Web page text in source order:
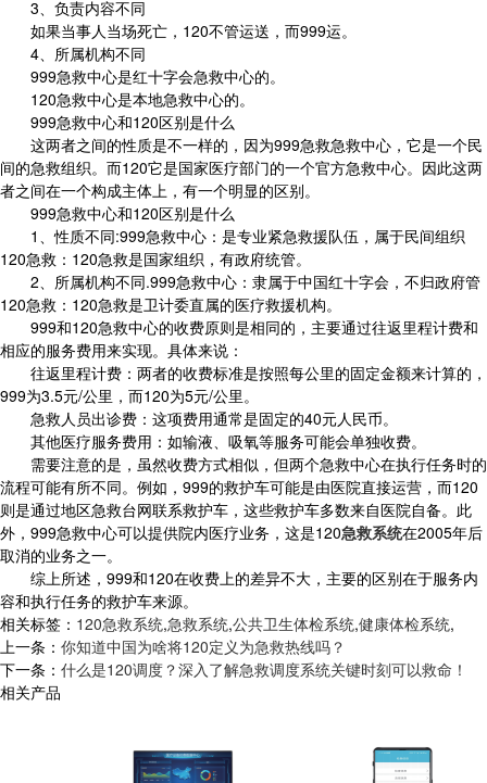
3、负责内容不同
如果当事人当场死亡，120不管运送，而999运。
4、所属机构不同
999急救中心是红十字会急救中心的。
120急救中心是本地急救中心的。
999急救中心和120区别是什么
这两者之间的性质是不一样的，因为999急救急救中心，它是一个民
间的急救组织。而120它是国家医疗部门的一个官方急救中心。因此这两
者之间在一个构成主体上，有一个明显的区别。
999急救中心和120区别是什么
1、性质不同:999急救中心：是专业紧急救援队伍，属于民间组织
120急救：120急救是国家组织，有政府统管。
2、所属机构不同.999急救中心：隶属于中国红十字会，不归政府管
120急救：120急救是卫计委直属的医疗救援机构。
999和120急救中心的收费原则是相同的，主要通过往返里程计费和
相应的服务费用来实现。具体来说：
往返里程计费：两者的收费标准是按照每公里的固定金额来计算的，
999为3.5元/公里，而120为5元/公里。
急救人员出诊费：这项费用通常是固定的40元人民币。
其他医疗服务费用：如输液、吸氧等服务可能会单独收费。
需要注意的是，虽然收费方式相似，但两个急救中心在执行任务时的
流程可能有所不同。例如，999的救护车可能是由医院直接运营，而120
则是通过地区急救台网联系救护车，这些救护车多数来自医院自备。此
外，999急救中心可以提供院内医疗业务，这是120急救系统在2005年后
取消的业务之一。
综上所述，999和120在收费上的差异不大，主要的区别在于服务内
容和执行任务的救护车来源。
相关标签： 120急救系统,急救系统,公共卫生体检系统,健康体检系统,
上一条： 你知道中国为啥将120定义为急救热线吗？
下一条： 什么是120调度？深入了解急救调度系统关键时刻可以救命！
相关产品